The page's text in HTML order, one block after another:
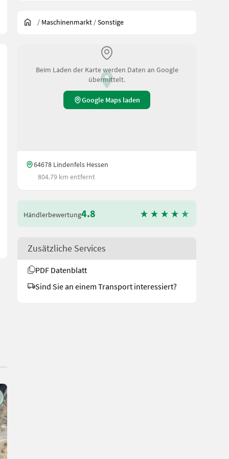
/ Maschinenmarkt /Sonstige
Beim Laden der Karte werden Daten an Google
übermittelt.
Google Maps laden
64678 Lindenfels Hessen
804.79 km entfernt
Händlerbewertung4.8
Zusätzliche Services
PDF Datenblatt
Sind Sie an einem Transport interessiert?